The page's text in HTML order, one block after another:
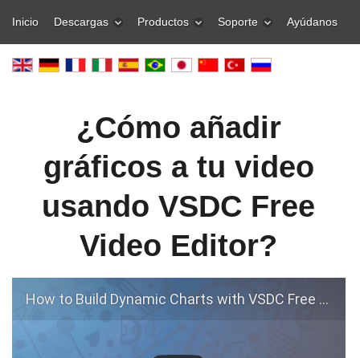
Inicio Descargas Productos Soporte Ayúdanos
¿Cómo añadir
gráficos a tu video
usando VSDC Free
Video Editor?
How to Build Dynamic Charts with VSDC Free Video Editor